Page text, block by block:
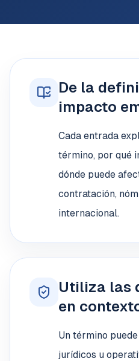
De la
impacto
Cada entrada
término, por qué
dónde puede
contratación,
internacional.
Utiliza las
en
Un término
jurídicos u